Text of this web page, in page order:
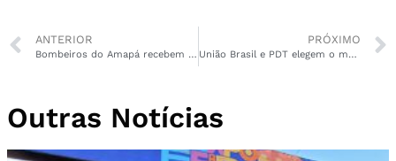
ANTERIOR
Bombeiros do Amapá recebem R$ 45 milhões para prevenção e combate a incêndios florestais
PRÓXIMO
União Brasil e PDT elegem o maior número de vereadores no Amapá
Outras Notícias